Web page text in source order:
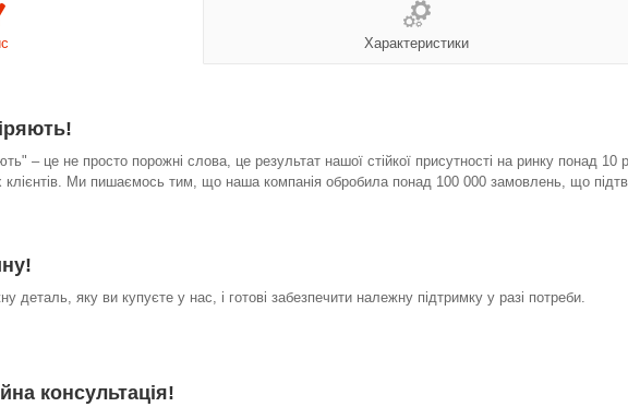
Характеристики
– це не просто порожні слова, це результат нашої стійкої присутності на ринку понад
клієнтів. Ми пишаємось тим, що наша компанія обробила понад 100 000 замовлень, що
деталь, яку ви купуєте у нас, і готові забезпечити належну підтримку у разі потреби.
консультація!